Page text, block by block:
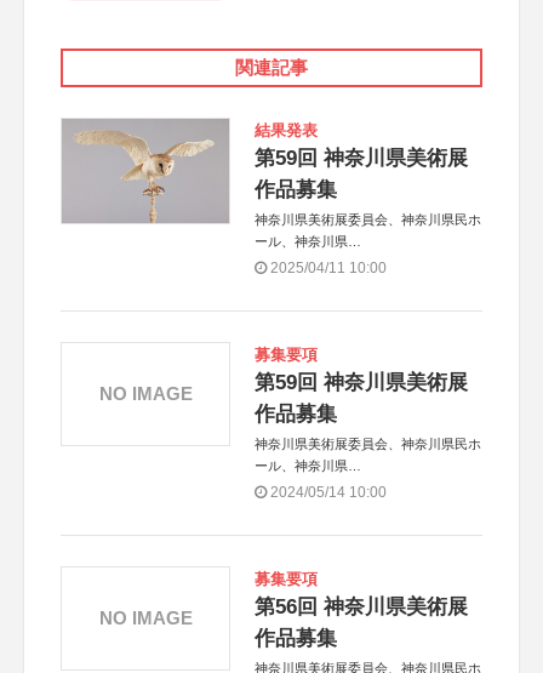
関連記事
結果発表
第59回 神奈川県美術展
作品募集
神奈川県美術展委員会、神奈川県民ホ
ール、神奈川県
共催：鎌倉芸術館指定管理者 鎌倉市
2025/04/11 10:00
募集要項
第59回 神奈川県美術展
作品募集
神奈川県美術展委員会、神奈川県民ホ
ール、神奈川県
共催：鎌倉芸術館指定管理者 鎌倉市
2024/05/14 10:00
NO IMAGE
募集要項
第56回 神奈川県美術展
作品募集
神奈川県美術展委員会、神奈川県民ホ
NO IMAGE